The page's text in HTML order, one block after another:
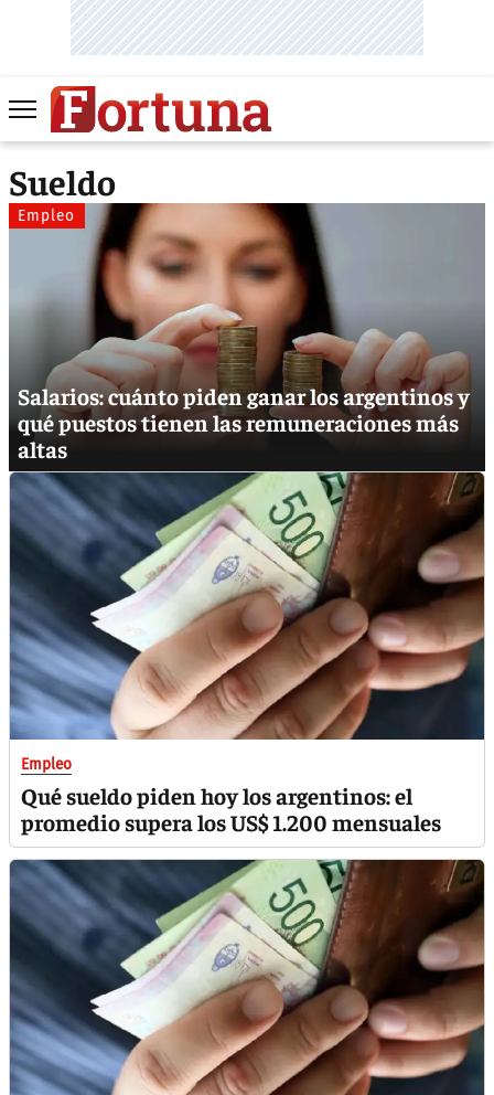
Sueldo
Empleo
Salarios: cuánto piden ganar los argentinos y
qué puestos tienen las remuneraciones más
altas
Empleo
Qué sueldo piden hoy los argentinos: el
promedio supera los US$ 1.200 mensuales